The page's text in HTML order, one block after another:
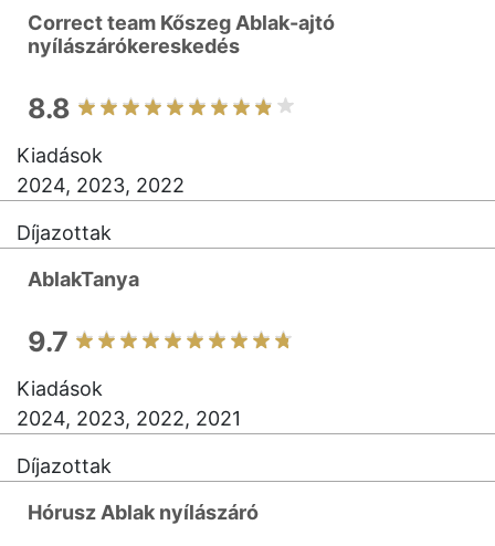
Correct team Kőszeg Ablak-ajtó
nyílászárókereskedés
8.8
Kiadások
2024, 2023, 2022
Díjazottak
AblakTanya
9.7
Kiadások
2024, 2023, 2022, 2021
Díjazottak
Hórusz Ablak nyílászáró